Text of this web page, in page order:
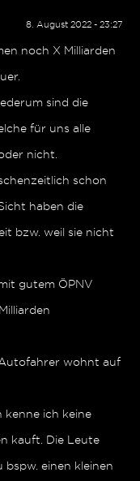
8. August 2022 - 23:27
noch X Milliarden
sind die
für uns alle
nicht.
schon
haben die
bzw. weil sie nicht
gutem ÖPNV
wohnt auf
kenne ich keine
kauft. Die Leute
einen kleinen